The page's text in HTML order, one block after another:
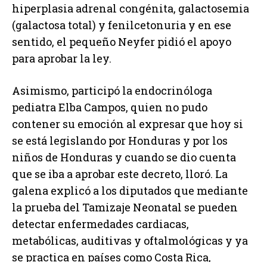
hiperplasia adrenal congénita, galactosemia
(galactosa total) y fenilcetonuria y en ese
sentido, el pequeño Neyfer pidió el apoyo
para aprobar la ley.
Asimismo, participó la endocrinóloga
pediatra Elba Campos, quien no pudo
contener su emoción al expresar que hoy si
se está legislando por Honduras y por los
niños de Honduras y cuando se dio cuenta
que se iba a aprobar este decreto, lloró. La
galena explicó a los diputados que mediante
la prueba del Tamizaje Neonatal se pueden
detectar enfermedades cardiacas,
metabólicas, auditivas y oftalmológicas y ya
se practica en países como Costa Rica,